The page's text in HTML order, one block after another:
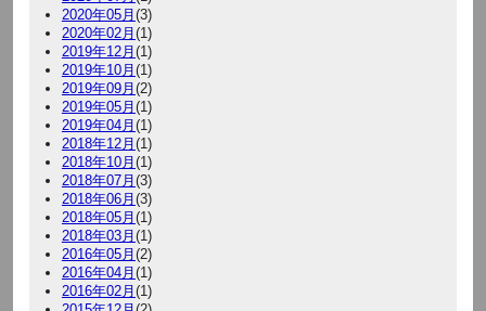
2020年05月(3)
2020年02月(1)
2019年12月(1)
2019年10月(1)
2019年09月(2)
2019年05月(1)
2019年04月(1)
2018年12月(1)
2018年10月(1)
2018年07月(3)
2018年06月(3)
2018年05月(1)
2018年03月(1)
2016年05月(2)
2016年04月(1)
2016年02月(1)